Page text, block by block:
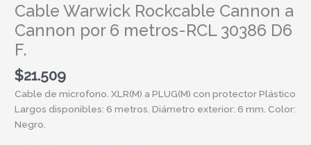
Cable Warwick Rockcable Cannon a
Cannon por 6 metros-RCL 30386 D6
F.
$21.509
Cable de microfono. XLR(M) a PLUG(M) con protector Plástico
Largos disponibles: 6 metros. Diámetro exterior: 6 mm. Color:
Negro.
Cannon
por
6
RCL
30386
D6
F.